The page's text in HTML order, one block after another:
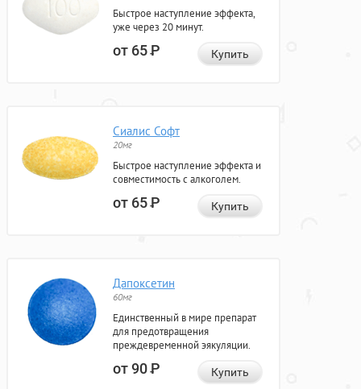
Быстрое наступление эффекта,
уже через 20 минут.
от 65Р Купить
Сиалис Софт
20мг
Быстрое наступление эффекта и
совместимость с алкоголем.
от 65Р Купить
Дапоксетин
60мг
Единственный в мире препарат
для предотвращения
преждевременной эякуляции.
от 90Р Купить